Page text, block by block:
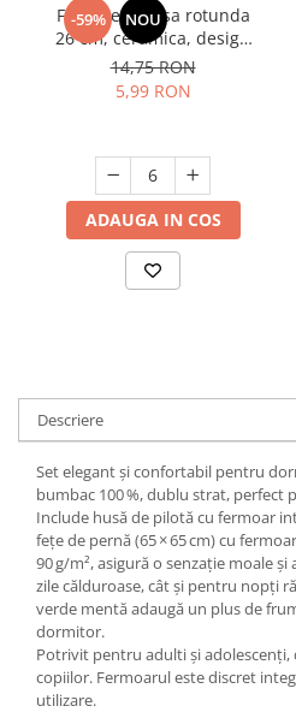
Suporturi si servetele
Tacamuri si seturi
Taietoare manuale
Termosuri si cani termos
Tigai si seturi
Tirbusoane si dopuri
Tocatoare de bucatarie
Vesela unica folosinta
Suporturi si accesorii de baie
Uscatoare de rufe
-59% NOU
Farfurie intinsa rotunda
26 cm, ceramica, design
modern, rezistenta, usor
de curatat
14,75 RON
5,99 RON
ADAUGA IN COS
Descriere
Set elegant și confortabil pentru
bumbac 100 %, dublu strat, perfect
Include husă de pilotă cu fermoar
fețe de pernă (65 × 65 cm) cu
90 g/m², asigură o senzație moale
zile călduroase, cât și pentru nopți
verde mentă adaugă un plus de
dormitor.
Potrivit pentru adulti și
copiilor. Fermoarul este discret
utilizare.